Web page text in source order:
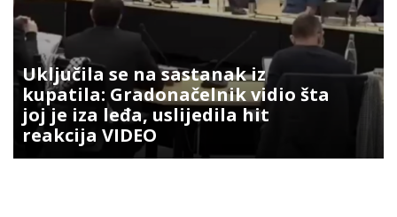
Uključila se na sastanak iz
kupatila: Gradonačelnik vidio šta
joj je iza leđa, uslijedila hit
reakcija VIDEO